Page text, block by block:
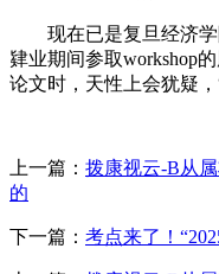
现在已是复旦经济学
肄业期间参取workshop
论文时，天性上会犹疑，
上一篇： 拨康视云-B从
的
下一篇： 考点来了！